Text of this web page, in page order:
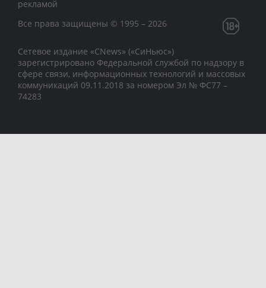
рекламой
Все права защищены © 1995 – 2026
Сетевое издание «CNews» («СиНьюс»)
зарегистрировано Федеральной службой по надзору в
сфере связи, информационных технологий и массовых
коммуникаций 09.11.2018 за номером Эл № ФС77 –
74283